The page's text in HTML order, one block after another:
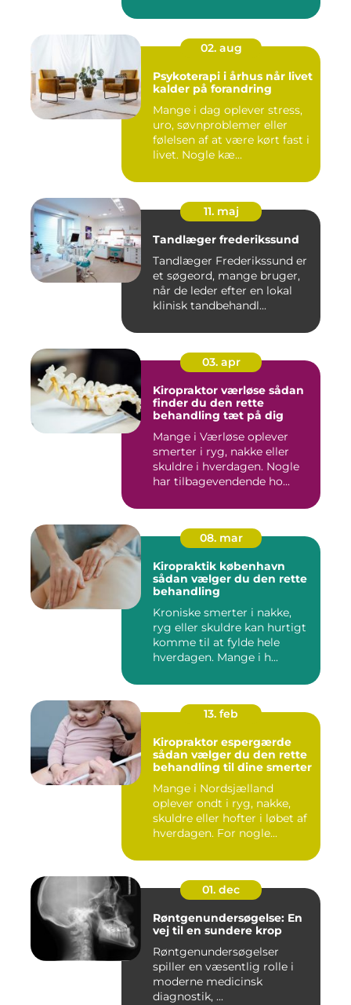
02. aug
Psykoterapi i århus når livet
kalder på forandring
Mange i dag oplever stress,
uro, søvnproblemer eller
følelsen af at være kørt fast i
livet. Nogle kæ...
11. maj
Tandlæger frederikssund
Tandlæger Frederikssund er
et søgeord, mange bruger,
når de leder efter en lokal
klinisk tandbehandl...
03. apr
Kiropraktor værløse sådan
finder du den rette
behandling tæt på dig
Mange i Værløse oplever
smerter i ryg, nakke eller
skuldre i hverdagen. Nogle
har tilbagevendende ho...
08. mar
Kiropraktik københavn
sådan vælger du den rette
behandling
Kroniske smerter i nakke,
ryg eller skuldre kan hurtigt
komme til at fylde hele
hverdagen. Mange i h...
13. feb
Kiropraktor espergærde
sådan vælger du den rette
behandling til dine smerter
Mange i Nordsjælland
oplever ondt i ryg, nakke,
skuldre eller hofter i løbet af
hverdagen. For nogle...
01. dec
Røntgenundersøgelse: En
vej til en sundere krop
Røntgenundersøgelser
spiller en væsentlig rolle i
moderne medicinsk
diagnostik, ...